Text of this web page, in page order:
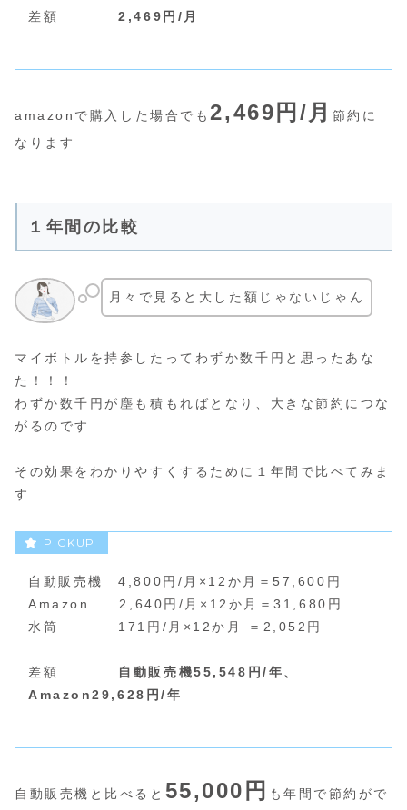
差額2,469円/月
amazonで購入した場合でも2,469円/月
節約に
なります
１年間の比較
月々で見ると大した額じゃないじゃん
マイボトルを持参したってわずか数千円と思ったあな
た！！！
わずか数千円が塵も積もればとなり、大きな節約につな
がるのです
その効果をわかりやすくするために１年間で比べてみま
す
自動販売機 4,800円/月×12か月＝57,600円
Amazon 2,640円/月×12か月＝31,680円
水筒 171円/月×12か月 ＝2,052円
差額
自動販売機55,548円/年、
Amazon29,628円/年
自動販売機と比べると 55,000円 も年間で節約がで